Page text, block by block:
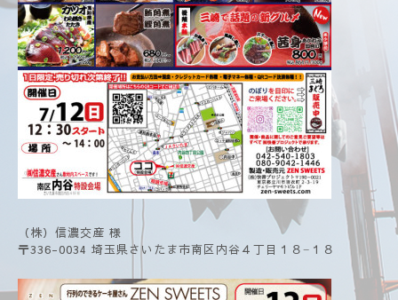
（株）信濃交産 様
〒336-0034 埼玉県さいたま市南区内谷４丁目１８−１８